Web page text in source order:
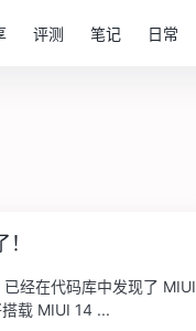
评测 笔记 日常
经在代码库中发现了 MIUI
载 MIUI 14 ...